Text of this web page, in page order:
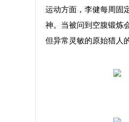
运动方面，李健每周固
神。当被问到空腹锻炼
但异常灵敏的原始猎人